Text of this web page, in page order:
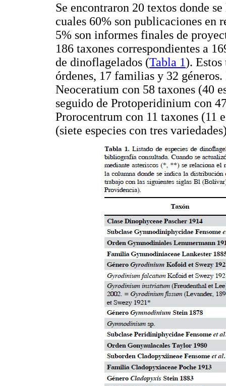
Se encontraron 20 textos donde
cuales 60% son publicaciones en
5% son informes finales de
186 taxones correspondientes a
de dinoflagelados (Tabla 1). Estos
órdenes, 17 familias y 32
Neoceratium con 58 taxones (40
seguido de Protoperidinium con
Prorocentrum con 11 taxones (11
(siete especies con tres